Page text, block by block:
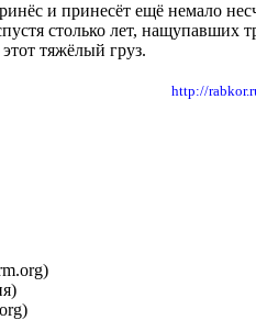
и принесёт ещё немало
столько лет, нащупавших
тяжёлый груз.
http://